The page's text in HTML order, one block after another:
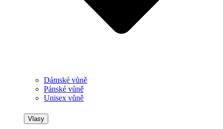
Dámské vůně
Pánské vůně
Unisex vůně
Vlasy